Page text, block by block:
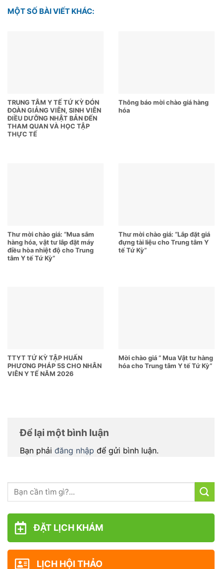
MỘT SỐ BÀI VIẾT KHÁC:
TRUNG TÂM Y TẾ TỨ KỲ ĐÓN
ĐOÀN GIẢNG VIÊN, SINH VIÊN
ĐIỀU DƯỠNG NHẬT BẢN ĐẾN
THAM QUAN VÀ HỌC TẬP
THỰC TẾ
Thông báo mời chào giá hàng
hóa
Thư mời chào giá: “Mua sắm
hàng hóa, vật tư lắp đặt máy
điều hòa nhiệt độ cho Trung
tâm Y tế Tứ Kỳ”
Thư mời chào giá: “Lắp đặt giá
đựng tài liệu cho Trung tâm Y
tế Tứ Kỳ”
TTYT TỨ KỲ TẬP HUẤN
PHƯƠNG PHÁP 5S CHO NHÂN
VIÊN Y TẾ NĂM 2026
Mời chào giá ” Mua Vật tư hàng
hóa cho Trung tâm Y tế Tứ Kỳ”
Để lại một bình luận
Bạn phải đăng nhập để gửi bình luận.
ĐẶT LỊCH KHÁM
LỊCH HỘI THẢO